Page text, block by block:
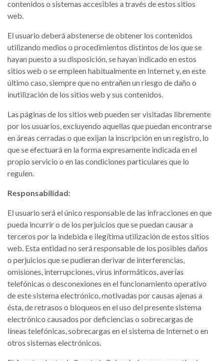
contenidos o sistemas accesibles a través de estos sitios
web.
El usuario deberá abstenerse de obtener los contenidos
utilizando medios o procedimientos distintos de los que se
hayan puesto a su disposición, se hayan indicado en estos
sitios web o se empleen habitualmente en Internet y, en este
último caso, siempre que no entrañen un riesgo de daño o
inutilización de los sitios web y sus contenidos.
Las páginas de los sitios web pueden ser visitadas libremente
por los usuarios, excluyendo aquellas que puedan encontrarse
en áreas cerradas o que exijan la inscripción en un registro, lo
que se efectuará en la forma expresamente indicada en el
propio servicio o en las condiciones particulares que lo
regulen.
Responsabilidad:
El usuario será el único responsable de las infracciones en que
pueda incurrir o de los perjuicios que se puedan causar a
terceros por la indebida e ilegítima utilización de estos sitios
web. Esta entidad no será responsable de los posibles daños
o perjuicios que se pudieran derivar de interferencias,
omisiones, interrupciones, virus informáticos, averías
telefónicas o desconexiones en el funcionamiento operativo
de este sistema electrónico, motivadas por causas ajenas a
ésta, de retrasos o bloqueos en el uso del presente sistema
electrónico causados por deficiencias o sobrecargas de
líneas telefónicas, sobrecargas en el sistema de Internet o en
otros sistemas electrónicos.